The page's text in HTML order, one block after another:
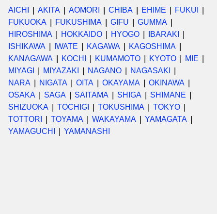
AICHI AKITA AOMORI CHIBA EHIME
FUKUI
FUKUOKA
FUKUSHIMA GIFU
GUMMA
HIROSHIMA
HOKKAIDO HYOGO
IBARAKI
ISHIKAWA
IWATE KAGAWA
KAGOSHIMA
KANAGAWA
KOCHI KUMAMOTO KYOTO
MIE
MIYAGI
MIYAZAKI NAGANO
NAGASAKI
NARA
NIGATA OITA OKAYAMA
OKINAWA
OSAKA
SAGA SAITAMA SHIGA
SHIMANE
SHIZUOKA
TOCHIGI TOKUSHIMA
TOKYO
TOTTORI
TOYAMA WAKAYAMA
YAMAGATA
YAMAGUCHI
YAMANASHI